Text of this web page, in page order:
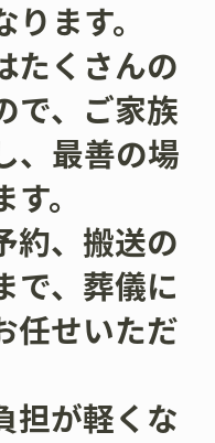
ます。
たくさんの
で、ご家族
、最善の場
。
約、搬送の
で、葬儀に
任せいただ
担が軽くな